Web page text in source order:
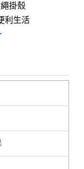
掛殼
利生活